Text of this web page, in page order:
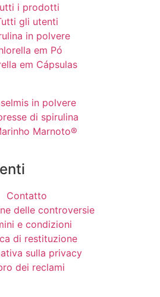
i prodotti
gli utenti
in polvere
em Pó
em Cápsulas
in polvere
di spirulina
Marnoto®
Contatto
delle controversie
e condizioni
di restituzione
sulla privacy
dei reclami